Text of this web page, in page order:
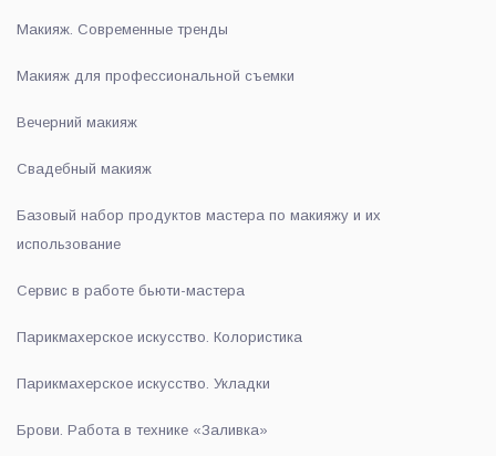
Макияж. Современные тренды
Макияж для профессиональной съемки
Вечерний макияж
Свадебный макияж
Базовый набор продуктов мастера по макияжу и их
использование
Сервис в работе бьюти-мастера
Парикмахерское искусство. Колористика
Парикмахерское искусство. Укладки
Брови. Работа в технике «Заливка»